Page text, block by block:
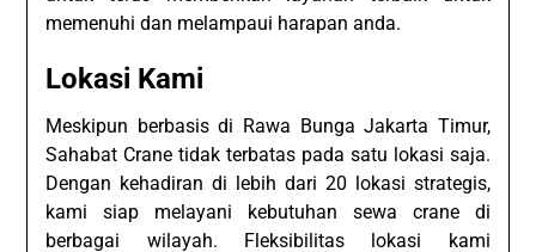
memenuhi dan melampaui harapan anda.
Lokasi Kami
Meskipun berbasis di Rawa Bunga Jakarta Timur,
Sahabat Crane tidak terbatas pada satu lokasi saja.
Dengan kehadiran di lebih dari 20 lokasi strategis,
kami siap melayani kebutuhan sewa crane di
berbagai wilayah. Fleksibilitas lokasi kami